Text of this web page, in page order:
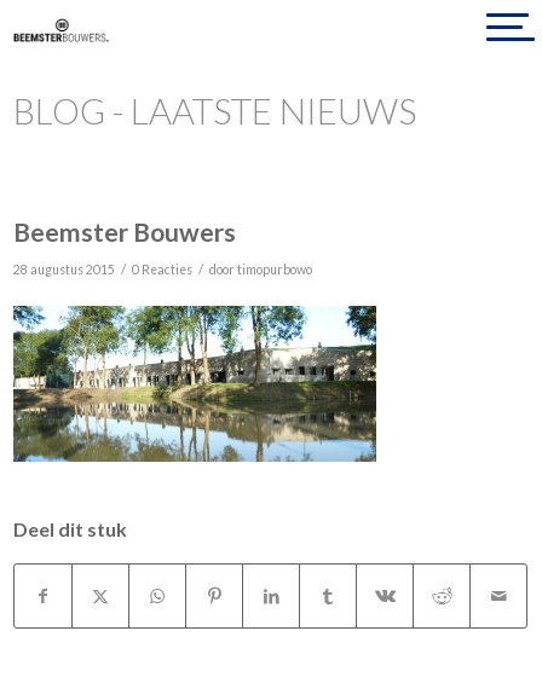
BLOG - LAATSTE NIEUWS
Beemster Bouwers
28 augustus 2015 / 0 Reacties / doortimopurbowo
Deel dit stuk